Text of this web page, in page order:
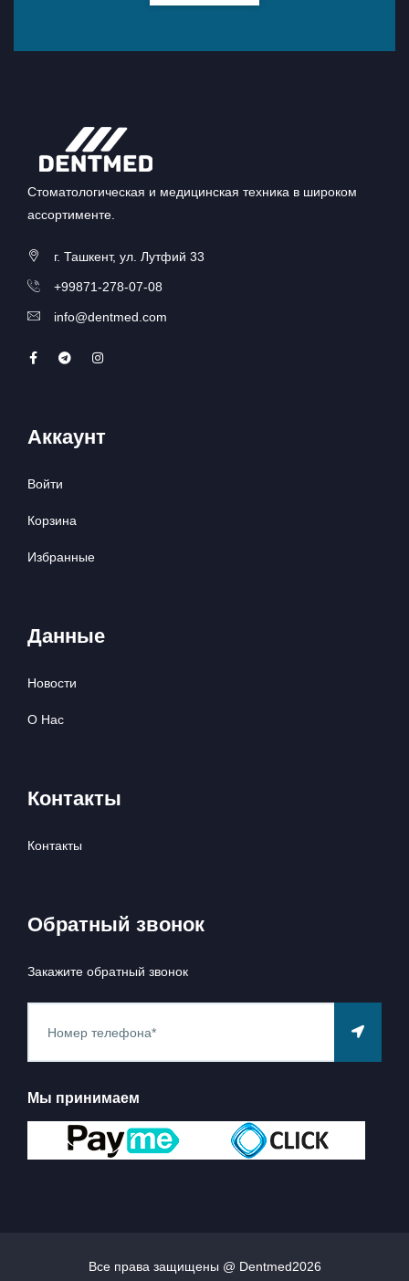
Стоматологическая и медицинская техника в широком
ассортименте.
г. Ташкент, ул. Лутфий 33
+99871-278-07-08
info@dentmed.com
Аккаунт
Войти
Корзина
Избранные
Данные
Новости
О Нас
Контакты
Контакты
Обратный звонок
Закажите обратный звонок
Мы принимаем
Все права защищены @ Dentmed2026